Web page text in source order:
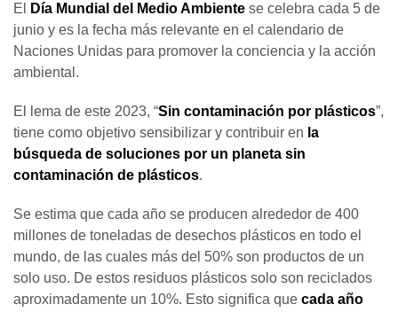
El Día Mundial del Medio Ambiente se celebra cada 5 de
junio y es la fecha más relevante en el calendario de
Naciones Unidas para promover la conciencia y la acción
ambiental.
El lema de este 2023, “Sin contaminación por plásticos”,
tiene como objetivo sensibilizar y contribuir en la
búsqueda de soluciones por un planeta sin
contaminación de plásticos.
Se estima que cada año se producen alrededor de 400
millones de toneladas de desechos plásticos en todo el
mundo, de las cuales más del 50% son productos de un
solo uso. De estos residuos plásticos solo son reciclados
aproximadamente un 10%. Esto significa que cada año